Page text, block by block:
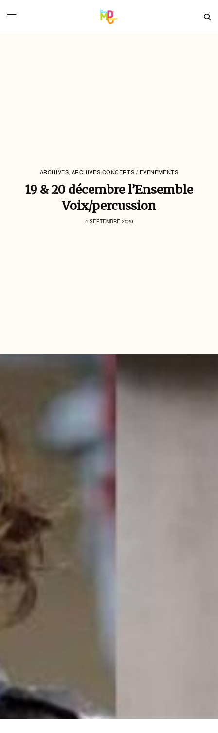
ARCHIVES, ARCHIVES CONCERTS / EVENEMENTS
19 & 20 décembre l’Ensemble
Voix/percussion
4 SEPTEMBRE 2020